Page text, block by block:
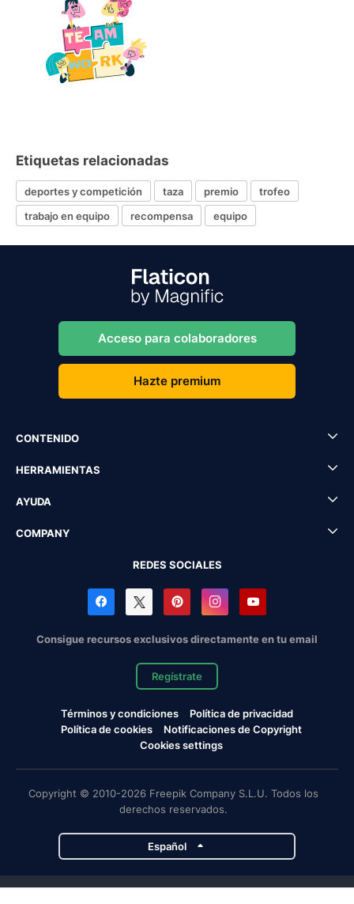
Etiquetas relacionadas
deportes y competición taza premio
trofeo
trabajo en equipo
recompensa equipo
Acceso para colaboradores
Hazte premium
CONTENIDO
HERRAMIENTAS
AYUDA
COMPANY
REDES SOCIALES
Consigue recursos exclusivos directamente en tu email
Regístrate
Términos y condiciones
Política de privacidad
Política de cookies
Notificaciones de Copyright
Cookies settings
Copyright © 2010-2026 Freepik Company S.L.U. Todos los
derechos reservados.
Español